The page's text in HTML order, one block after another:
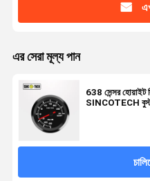
এর সেরা মূল্য পান
638 সেন্সর হোয়াইট
SINCOTECH বুস্ট